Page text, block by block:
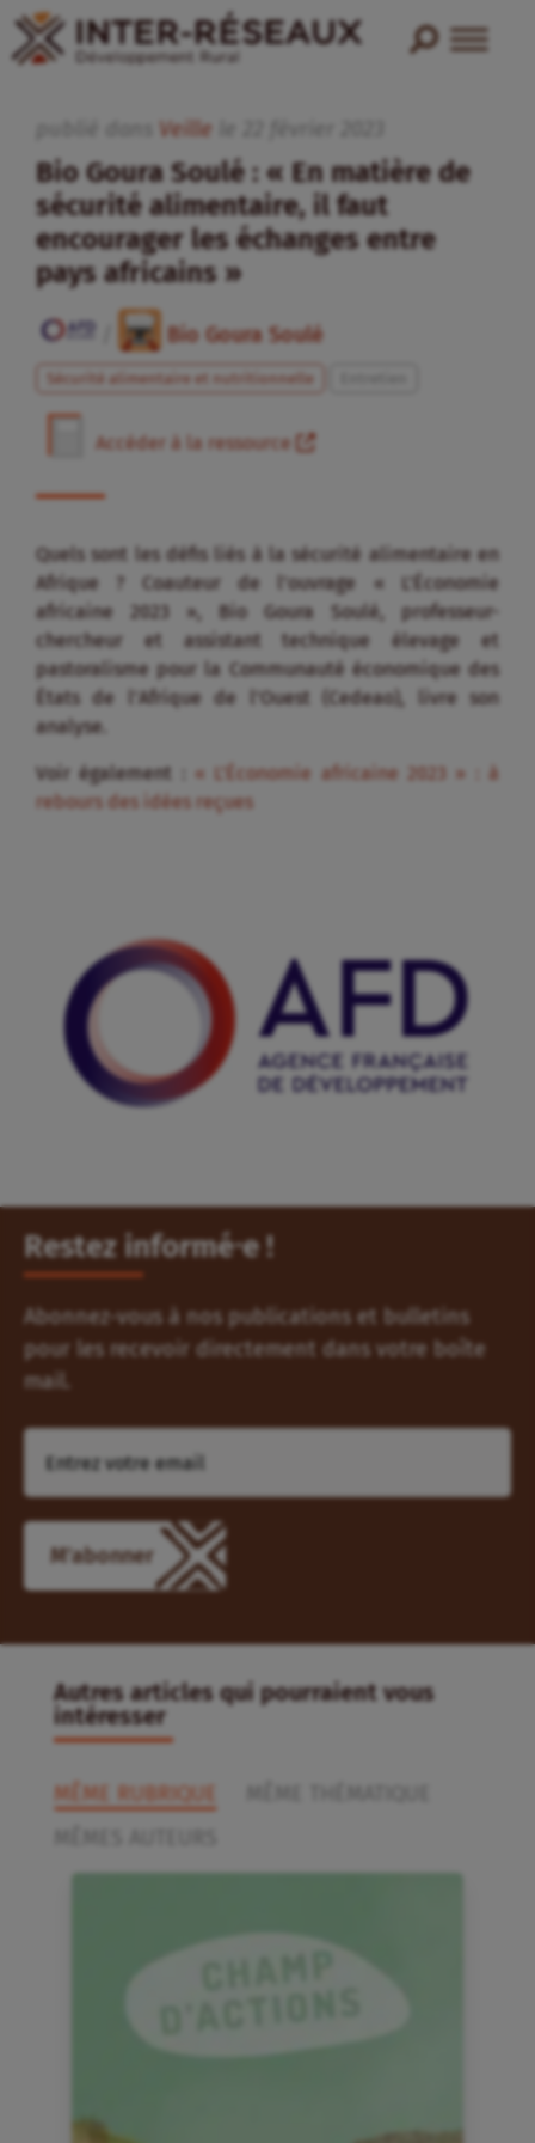
Veille
Bio Goura Soulé : « En matière de
sécurité alimentaire, il faut
encourager les échanges entre
pays africains »
Bio Goura Soulé
Sécurité alimentaire et nutritionnelle
Accéder à la ressource
Quels sont les défis liés à la sécurité alimentaire en
Afrique ? Coauteur de l’ouvrage « L’Économie
africaine 2023 », Bio Goura Soulé, professeur-
chercheur et assistant technique élevage et
pastoralisme pour la Communauté économique des
États de l’Afrique de l’Ouest (Cedeao), livre son
analyse.
Voir également : « L’Économie africaine 2023 » : à
rebours des idées reçues
Restez informé⸱e !
Abonnez-vous à nos publications et bulletins
pour les recevoir directement dans votre boîte
mail.
M'abonner
Autres articles qui pourraient vous
intéresser
MÊME RUBRIQUE